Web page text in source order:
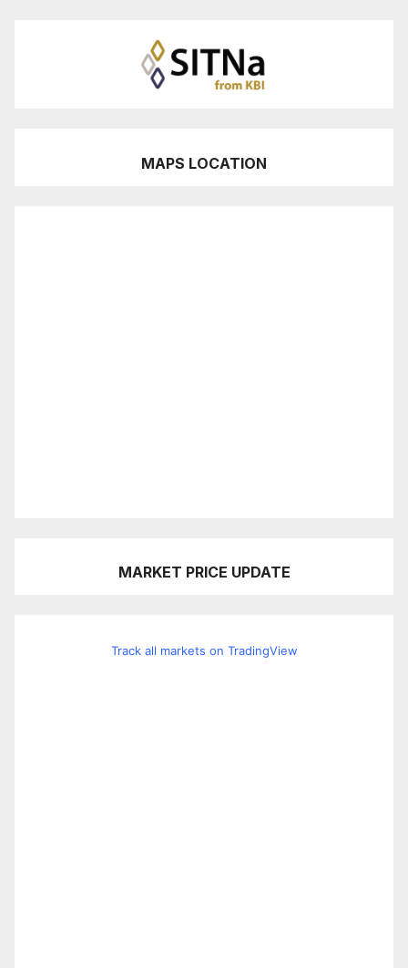
MAPS LOCATION
MARKET PRICE UPDATE
Track all markets on TradingView